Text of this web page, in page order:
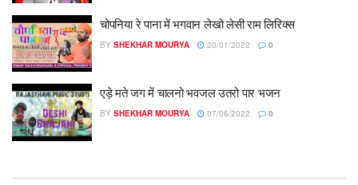
चोपनिया रे पाना में भगवान लेखो लेसी राम लिरिक्स
BY SHEKHAR MOURYA 20/01/2022 0
एड़े मते जग में चालनो भवजल उतरो पार भजन
BY SHEKHAR MOURYA 07/06/2022 0